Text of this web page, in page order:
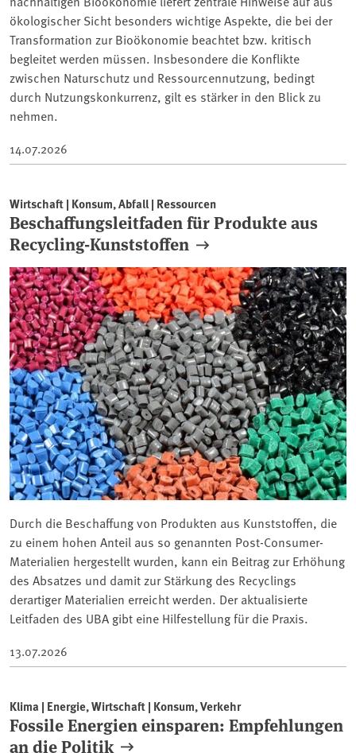
ökologischer Sicht besonders wichtige Aspekte, die bei der
Transformation zur Bioökonomie beachtet bzw. kritisch
begleitet werden müssen. Insbesondere die Konflikte
zwischen Naturschutz und Ressourcennutzung, bedingt
durch Nutzungskonkurrenz, gilt es stärker in den Blick zu
nehmen.
14.07.2026
Wirtschaft | Konsum, Abfall | Ressourcen
Beschaffungsleitfaden für Produkte aus
Recycling-Kunststoffen
Durch die Beschaffung von Produkten aus Kunststoffen, die
zu einem hohen Anteil aus so genannten Post-Consumer-
Materialien hergestellt wurden, kann ein Beitrag zur Erhöhung
des Absatzes und damit zur Stärkung des Recyclings
derartiger Materialien erreicht werden. Der aktualisierte
Leitfaden des UBA gibt eine Hilfestellung für die Praxis.
13.07.2026
Klima | Energie, Wirtschaft | Konsum, Verkehr
Fossile Energien einsparen: Empfehlungen
an die Politik